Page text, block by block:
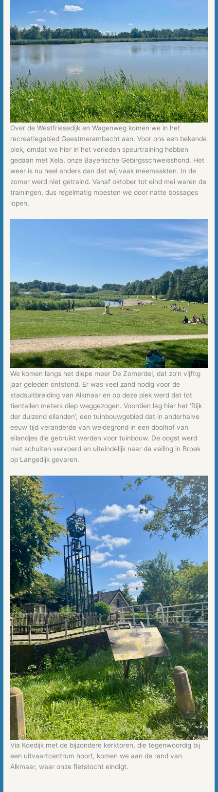
Over de Westfriesedijk en Wagenweg komen we in het
recreatiegebied Geestmerambacht aan. Voor ons een bekende
plek, omdat we hier in het verleden speurtraining hebben
gedaan met Xela, onze Bayerische Gebirgsschweisshond. Het
weer is nu heel anders dan dat wij vaak meemaakten. In de
zomer werd niet getraind. Vanaf oktober tot eind mei waren de
trainingen, dus regelmatig moesten we door natte bossages
lopen.
We komen langs het diepe meer De Zomerdel, dat zo’n vijftig
jaar geleden ontstond. Er was veel zand nodig voor de
stadsuitbreiding van Alkmaar en op deze plek werd dat tot
tientallen meters diep weggezogen. Voordien lag hier het ‘Rijk
der duizend eilanden’, een tuinbouwgebied dat in anderhalve
eeuw tijd veranderde van weidegrond in een doolhof van
eilandjes die gebruikt werden voor tuinbouw. De oogst werd
met schuiten vervoerd en uiteindelijk naar de veiling in Broek
op Langedijk gevaren.
Via Koedijk met de bijzondere kerktoren, die tegenwoordig bij
een uitvaartcentrum hoort, komen we aan de rand van
Alkmaar, waar onze fietstocht eindigt.